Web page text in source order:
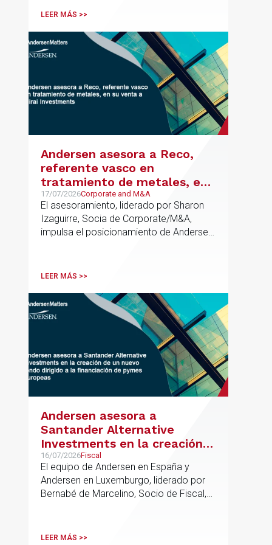
cumplimiento normativo desde el origen.
metodología propia de gestión de
riesgos de IA y se alinea con la
estrategia española de IA soberana
articulada en torno a ALIA.
LEER MÁS >>
Andersen asesora a Reco,
referente vasco en
tratamiento de metales, en
su venta a Mirai Investments
17/07/2026Corporate and M&A
El asesoramiento, liderado por Sharon
Izaguirre, Socia de Corporate/M&A,
impulsa el posicionamiento de Andersen
procesos estratégicos de M&A
LEER MÁS >>
Andersen asesora a
Santander Alternative
Investments en la creación
de un nuevo fondo dirigido a
la financiación de pymes
europeas
16/07/2026Fiscal
El equipo de Andersen en España y
Andersen en Luxemburgo, liderado por
Bernabé de Marcelino, Socio de Fiscal,
formación del fondo, hasta el primer
LEER MÁS >>